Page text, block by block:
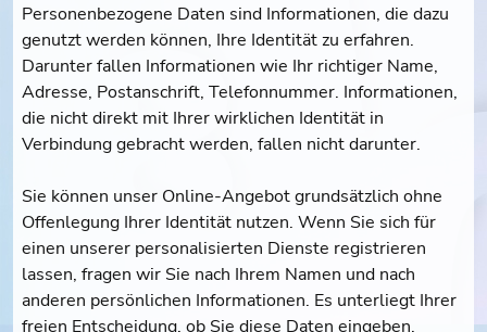
Personenbezogene Daten sind Informationen, die dazu
genutzt werden können, Ihre Identität zu erfahren.
Darunter fallen Informationen wie Ihr richtiger Name,
Adresse, Postanschrift, Telefonnummer. Informationen,
die nicht direkt mit Ihrer wirklichen Identität in
Verbindung gebracht werden, fallen nicht darunter.
Sie können unser Online-Angebot grundsätzlich ohne
Offenlegung Ihrer Identität nutzen. Wenn Sie sich für
einen unserer personalisierten Dienste registrieren
lassen, fragen wir Sie nach Ihrem Namen und nach
anderen persönlichen Informationen. Es unterliegt Ihrer
freien Entscheidung, ob Sie diese Daten eingeben.